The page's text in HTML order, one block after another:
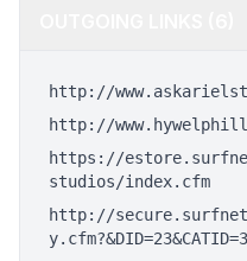
http://
http://
https://
studios/index.cfm
http://
y.cfm?&DID=23&CATID=3